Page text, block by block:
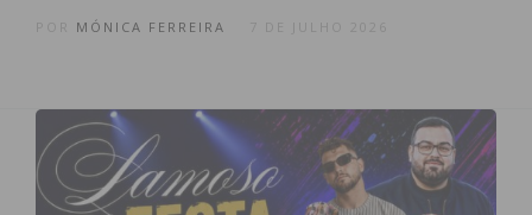
MÓNICA FERREIRA 7 DE JULHO 2026